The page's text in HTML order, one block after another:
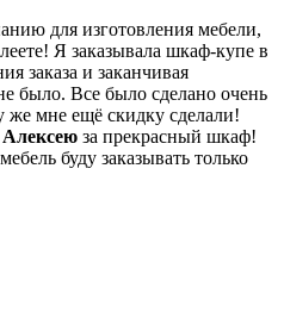
для изготовления мебели,
Я заказывала шкаф-купе в
заказа и заканчивая
было. Все было сделано очень
же мне ещё скидку сделали!
Алексею за прекрасный шкаф!
буду заказывать только